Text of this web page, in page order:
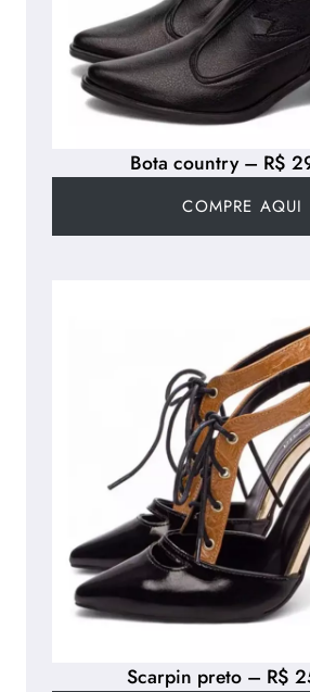
Scarpin preto – R$
Bota country – R$
COMPRE AQUI